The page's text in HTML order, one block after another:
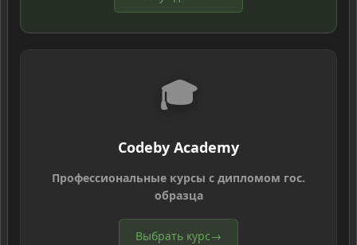
🎓
Codeby Academy
Профессиональные курсы с дипломом гос.
образца
Выбрать курс→